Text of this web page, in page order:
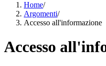
Home/
Argomenti/
Accesso all'informazione
Accesso